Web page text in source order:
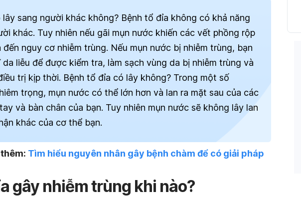
lây sang người khác không? Bệnh tổ đỉa không có khả năng
khác. Tuy nhiên nếu gãi mụn nước khiến các vết phồng rộp
đến nguy cơ nhiễm trùng. Nếu mụn nước bị nhiễm trùng, bạn
liễu để được kiểm tra, làm sạch vùng da bị nhiễm trùng và
trị kịp thời. Bệnh tổ đỉa có lây không? Trong một số
trọng, mụn nước có thể lớn hơn và lan ra mặt sau của các
và bàn chân của bạn. Tuy nhiên mụn nước sẽ không lây lan
khác của cơ thể bạn.
Tìm hiểu nguyên nhân gây bệnh chàm để có giải pháp
gây nhiễm trùng khi nào?